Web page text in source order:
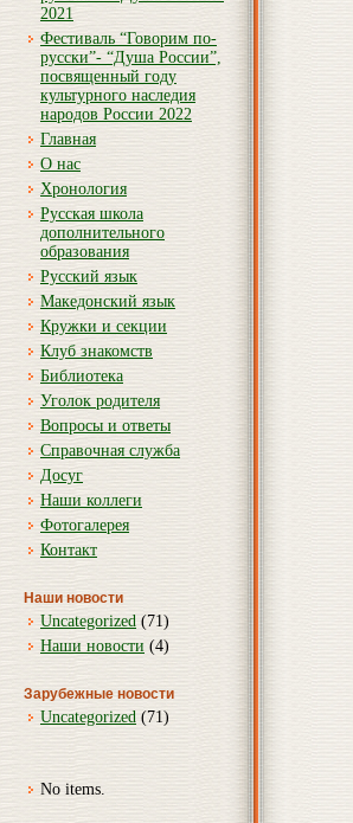
2021
Фестиваль “Говорим по-
русски”- “Душа России”,
посвященный году
культурного наследия
народов России 2022
Главная
О нас
Хронология
Русская школа
дополнительного
образования
Русский язык
Македонский язык
Кружки и секции
Клуб знакомств
Библиотека
Уголок родителя
Вопросы и ответы
Справочная служба
Досуг
Наши коллеги
Фотогалерея
Контакт
Наши новости
Uncategorized (71)
Наши новости (4)
Зарубежные новости
Uncategorized (71)
No items.